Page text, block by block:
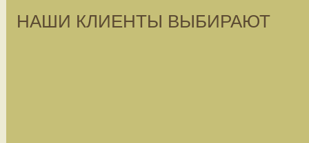
НАШИ КЛИЕНТЫ ВЫБИРАЮТ